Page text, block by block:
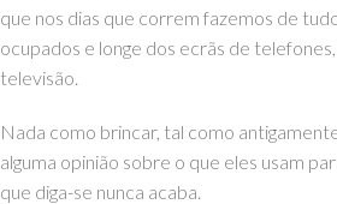
que nos dias que correm fazemos de
ocupados e longe dos ecrãs de
televisão.
Nada como brincar, tal como
alguma opinião sobre o que eles usam
que diga-se nunca acaba.